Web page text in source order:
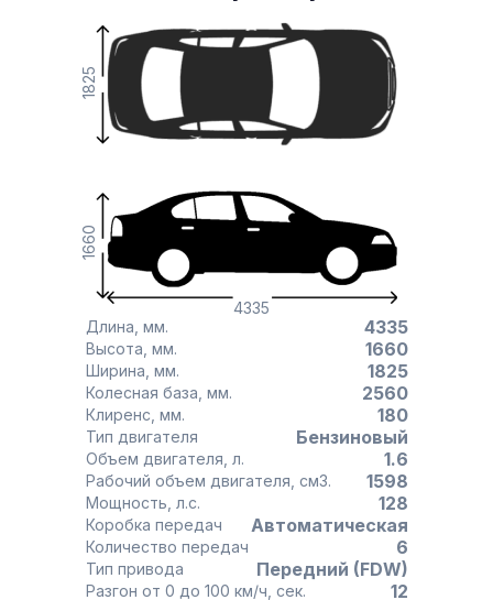
4335
1660
1825
Длина, мм. 4335
Высота, мм. 1660
Ширина, мм. 1825
Колесная база, мм. 2560
Клиренс, мм. 180
Тип двигателя Бензиновый
Объем двигателя, л. 1.6
Рабочий объем двигателя, см3. 1598
Мощность, л.с. 128
Коробка передач Автоматическая
Количество передач 6
Тип привода Передний (FDW)
Разгон от 0 до 100 км/ч, сек. 12